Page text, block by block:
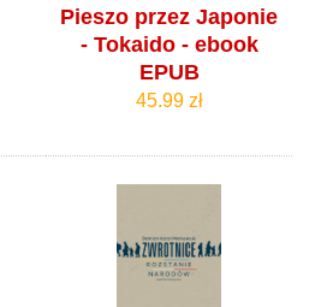
Pieszo przez Japonie
- Tokaido - ebook
EPUB
45.99 zł